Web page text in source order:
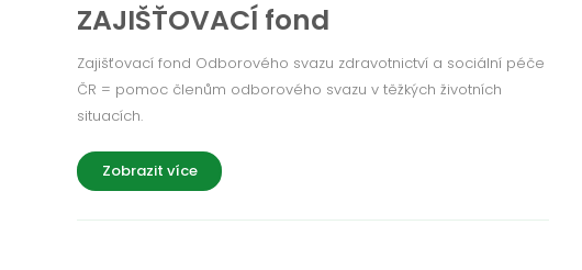
ZAJIŠŤOVACÍ fond
Zajišťovací fond Odborového svazu zdravotnictví a sociální péče
ČR = pomoc členům odborového svazu v těžkých životních
situacích.
Zobrazit více